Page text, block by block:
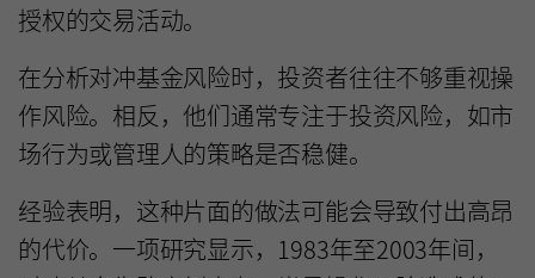
授权的交易活动。
在分析对冲基金风险时，投资者往往不够重视操
作风险。相反，他们通常专注于投资风险，如市
场行为或管理人的策略是否稳健。
经验表明，这种片面的做法可能会导致付出高昂
的代价。一项研究显示，1983年至2003年间，